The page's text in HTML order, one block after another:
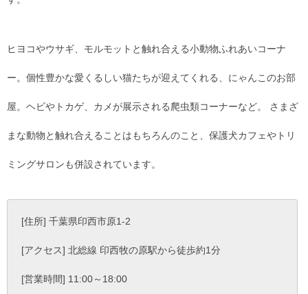
ヒヨコやウサギ、モルモットと触れ合える小動物ふれあいコーナ
ー。個性豊かな愛くるしい猫たちが迎えてくれる、にゃんこのお部
屋。ヘビやトカゲ、カメが展示される爬虫類コーナーなど。 さまざ
まな動物と触れ合えることはもちろんのこと、保護犬カフェやトリ
ミングサロンも併設されています。
[住所] 千葉県印西市原1-2
[アクセス] 北総線 印西牧の原駅から徒歩約1分
[営業時間] 11:00～18:00